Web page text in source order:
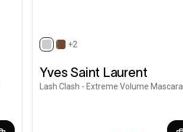
selected
+2
Yves Saint Laurent
Lash Clash - Extreme Volume Mascara